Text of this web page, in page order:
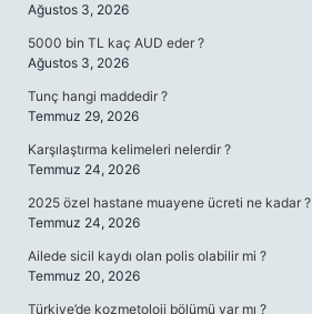
Ağustos 3, 2026
5000 bin TL kaç AUD eder ?
Ağustos 3, 2026
Tunç hangi maddedir ?
Temmuz 29, 2026
Karşılaştırma kelimeleri nelerdir ?
Temmuz 24, 2026
2025 özel hastane muayene ücreti ne kadar ?
Temmuz 24, 2026
Ailede sicil kaydı olan polis olabilir mi ?
Temmuz 20, 2026
Türkiye’de kozmetoloji bölümü var mı ?